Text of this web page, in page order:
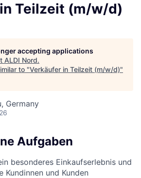
Teilzeit (m/w/d)
accepting applications
ALDI Nord.
to "Verkäufer in Teilzeit (m/w/d)"
Germany
Aufgaben
besonderes Einkaufserlebnis und
Kundinnen und Kunden